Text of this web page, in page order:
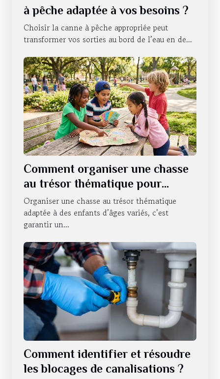
à pêche adaptée à vos besoins ?
Choisir la canne à pêche appropriée peut
transformer vos sorties au bord de l’eau en de...
Comment organiser une chasse
au trésor thématique pour
enfants de différents âges ?
Organiser une chasse au trésor thématique
adaptée à des enfants d’âges variés, c’est
garantir un...
Comment identifier et résoudre
les blocages de canalisations ?